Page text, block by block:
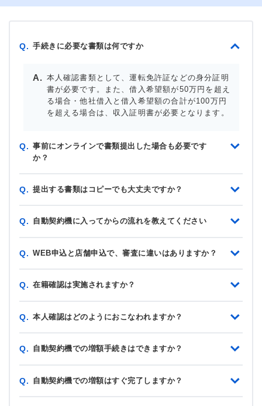
Q. 手続きに必要な書類は何ですか
本人確認書類として、運転免許証などの身分証明
書が必要です。また、借入希望額が50万円を超え
る場合・他社借入と借入希望額の合計が100万円
を超える場合は、収入証明書が必要となります。
Q. 事前にオンラインで書類提出した場合も必要です
か？
Q. 提出する書類はコピーでも大丈夫ですか？
Q. 自動契約機に入ってからの流れを教えてください
Q. WEB申込と店舗申込で、審査に違いはありますか？
Q. 在籍確認は実施されますか？
Q. 本人確認はどのようにおこなわれますか？
Q. 自動契約機での増額手続きはできますか？
Q. 自動契約機での増額はすぐ完了しますか？